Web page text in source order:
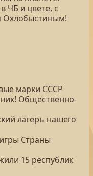
ЧБ и цвете, с
Охлобыстиным!
марки СССР
Общественно-
лагерь нашего
Страны
15 республик